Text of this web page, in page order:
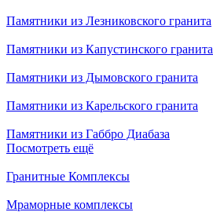
Памятники из Лезниковского гранита
Памятники из Капустинского гранита
Памятники из Дымовского гранита
Памятники из Карельского гранита
Памятники из Габбро Диабаза
Посмотреть ещё
Гранитные Комплексы
Мраморные комплексы